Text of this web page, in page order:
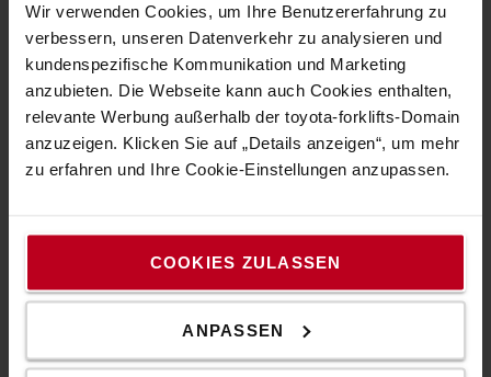
Wir verwenden Cookies, um Ihre Benutzererfahrung zu
verbessern, unseren Datenverkehr zu analysieren und
kundenspezifische Kommunikation und Marketing
anzubieten. Die Webseite kann auch Cookies enthalten,
relevante Werbung außerhalb der toyota-forklifts-Domain
anzuzeigen. Klicken Sie auf „Details anzeigen“, um mehr
zu erfahren und Ihre Cookie-Einstellungen anzupassen.
COOKIES ZULASSEN
ANPASSEN
Über den intuitiv bedienbaren Kippschalter am
Deichselgriff kann der Bediener die Hubgeschwindigkeit
präzise steuern. Dies ermöglicht einen schnelleren und
effizienteren Arbeitsablauf, da der Bediener jederzeit
vollständige Kontrolle über die Last hat. Dies senkt das
Unfall- und Fehlerrisiko – und somit auch die Kosten.